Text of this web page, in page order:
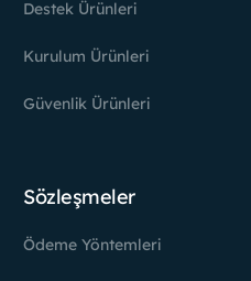
Destek Ürünleri
Kurulum Ürünleri
Güvenlik Ürünleri
Sözleşmeler
Ödeme Yöntemleri